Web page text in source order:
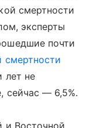
смертности
эксперты
почти
смертности
лет не
сейчас — 6,5%.
и Восточной